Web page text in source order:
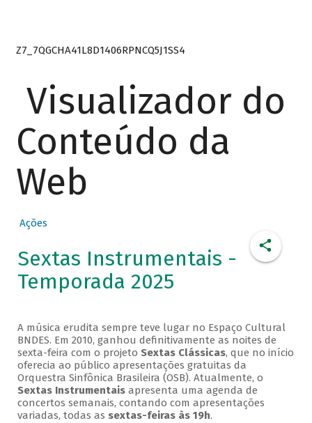
Z7_7QGCHA41L8D1406RPNCQ5J1SS4
Visualizador do
Conteúdo da
Web
Ações
Sextas Instrumentais -
Temporada 2025
A música erudita sempre teve lugar no Espaço Cultural
BNDES. Em 2010, ganhou definitivamente as noites de
sexta-feira com o projeto Sextas Clássicas, que no início
oferecia ao público apresentações gratuitas da
Orquestra Sinfônica Brasileira (OSB). Atualmente, o
Sextas Instrumentaisapresenta uma agenda de
concertos semanais, contando com apresentações
variadas, todas as sextas-feiras às 19h.